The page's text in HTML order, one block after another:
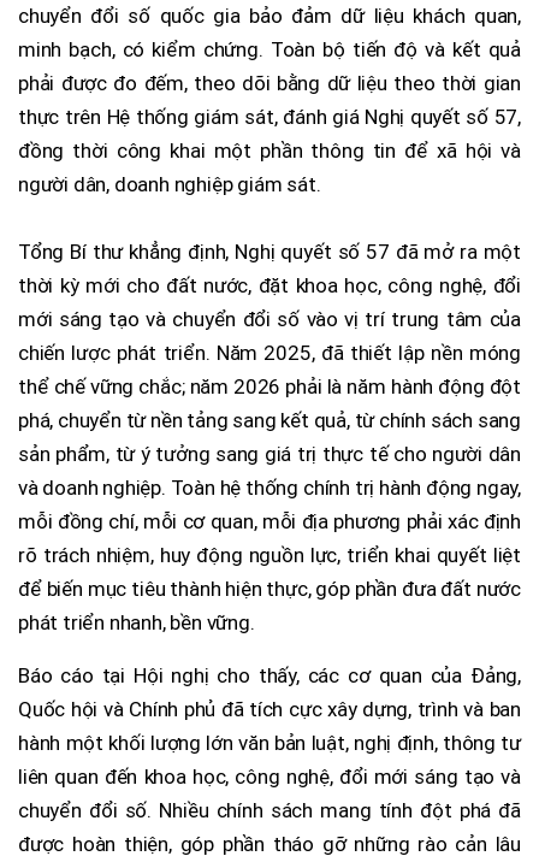
chuyển đổi số quốc gia bảo đảm dữ liệu khách quan,
minh bạch, có kiểm chứng. Toàn bộ tiến độ và kết quả
phải được đo đếm, theo dõi bằng dữ liệu theo thời gian
thực trên Hệ thống giám sát, đánh giá Nghị quyết số 57,
đồng thời công khai một phần thông tin để xã hội và
người dân, doanh nghiệp giám sát.
Tổng Bí thư khẳng định, Nghị quyết số 57 đã mở ra một
thời kỳ mới cho đất nước, đặt khoa học, công nghệ, đổi
mới sáng tạo và chuyển đổi số vào vị trí trung tâm của
chiến lược phát triển. Năm 2025, đã thiết lập nền móng
thể chế vững chắc; năm 2026 phải là năm hành động đột
phá, chuyển từ nền tảng sang kết quả, từ chính sách sang
sản phẩm, từ ý tưởng sang giá trị thực tế cho người dân
và doanh nghiệp. Toàn hệ thống chính trị hành động ngay,
mỗi đồng chí, mỗi cơ quan, mỗi địa phương phải xác định
rõ trách nhiệm, huy động nguồn lực, triển khai quyết liệt
để biến mục tiêu thành hiện thực, góp phần đưa đất nước
phát triển nhanh, bền vững.
Báo cáo tại Hội nghị cho thấy, các cơ quan của Đảng,
Quốc hội và Chính phủ đã tích cực xây dựng, trình và ban
hành một khối lượng lớn văn bản luật, nghị định, thông tư
liên quan đến khoa học, công nghệ, đổi mới sáng tạo và
chuyển đổi số. Nhiều chính sách mang tính đột phá đã
được hoàn thiện, góp phần tháo gỡ những rào cản lâu